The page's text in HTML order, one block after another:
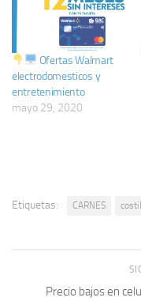
Ofertas Walmart
electrodomesticos y
entretenimiento
mayo 29, 2020
Etiquetas: CARNES
Precio bajos en